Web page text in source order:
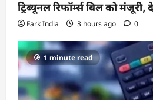
ट्रिब्यूनल रिफॉर्म्स बिल को
Fark India 3 hours ago 0
1 minute read